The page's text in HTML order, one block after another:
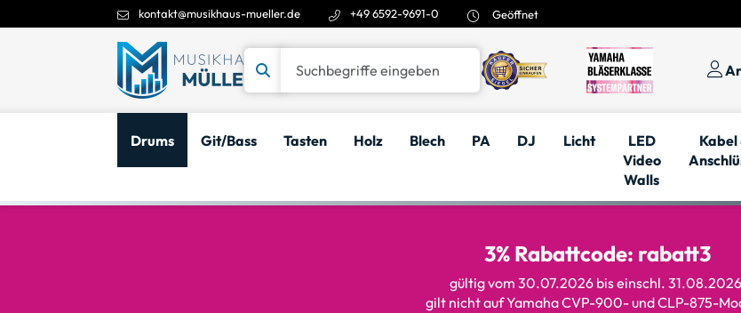
kontakt@musikhaus-mueller.de +49 6592-9691-0 Geöffnet
Drums Git/Bass Tasten Holz Blech PA DJ Licht
LED
Video
Walls
Kabel
3% Rabattcode: rabatt3
gültig vom 30.07.2026 bis einschl. 31.08.2026
gilt nicht auf Yamaha CVP-900- und CLP-875-